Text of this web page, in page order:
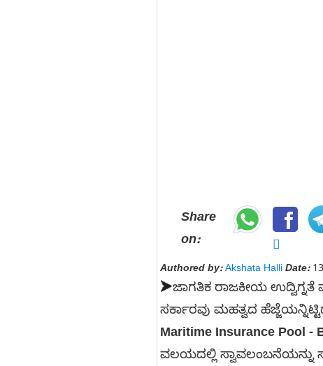
Share
on:
Authored by: Akshata Halli Date:
➤ಜಾಗತಿಕ ರಾಜಕೀಯ
ಸರ್ಕಾರವು ಮಹತ್ವದ
Maritime Insurance Pool -
ವಲಯದಲ್ಲಿ ಸ್ವಾವಲಂಬನೆಯನ್ನು